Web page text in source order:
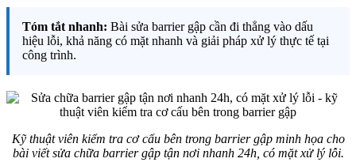
Tóm tắt nhanh: Bài sửa barrier gập cần đi thẳng vào dấu
hiệu lỗi, khả năng có mặt nhanh và giải pháp xử lý thực tế tại
công trình.
Kỹ thuật viên kiểm tra cơ cấu bên trong barrier gập minh họa cho
bài viết sửa chữa barrier gập tận nơi nhanh 24h, có mặt xử lý lỗi.